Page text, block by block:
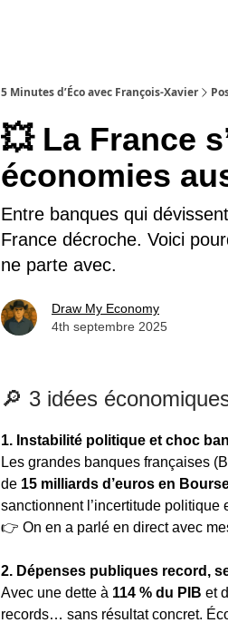
5 Minutes d’Éco avec François-Xavier
💥 La France
économies
Entre banques qui
France décroche. Voici
ne parte avec.
Draw My Economy
4th septembre 2025
🔎 3 idées
1. Instabilité politique et choc
Les grandes banques françaises
de 15 milliards d’euros en
sanctionnent l’incertitude
👉 On en a parlé en direct avec
2. Dépenses publiques record,
Avec une dette à 114 % du PIB et
records… sans résultat concret.